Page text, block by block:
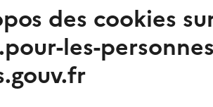
de l'annuaire
à domicile
Ouest Services
METROPOLE DE LYON
des cookies
les-